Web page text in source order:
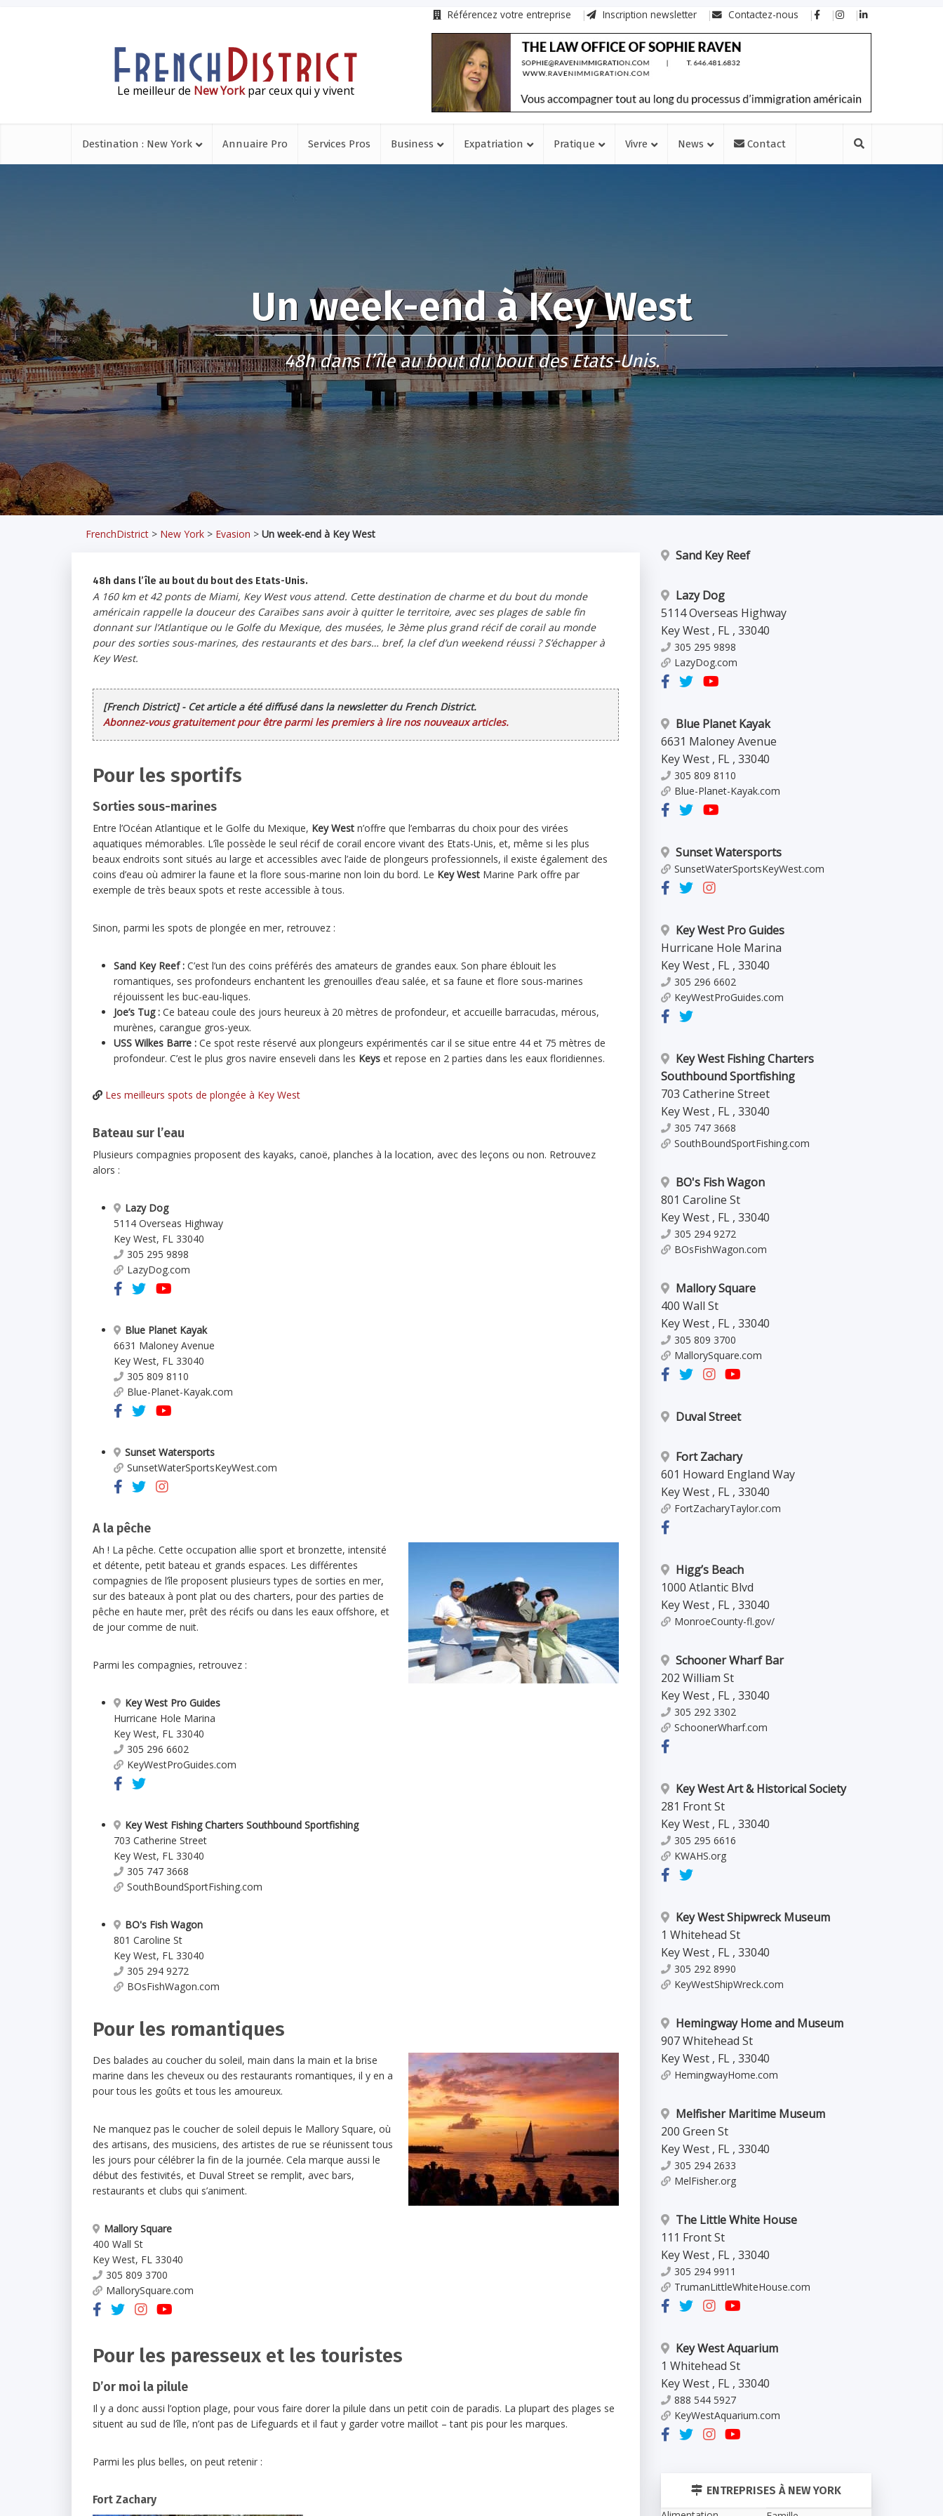
Référencez votre entreprise Inscription newsletter Contactez-nous
Le meilleur de New Yorkpar ceux qui y vivent
Destination : New York Annuaire Pro Services Pros Business Expatriation Pratique Vivre News Contact
Un week-end à Key West
48h dans l’île au bout du bout des Etats-Unis.
FrenchDistrict > New York > Evasion > Un week-end à Key West
48h dans l’île au bout du bout des Etats-Unis.
A 160 km et 42 ponts de Miami, Key West vous attend. Cette destination de charme et du bout du monde
américain rappelle la douceur des Caraïbes sans avoir à quitter le territoire, avec ses plages de sable fin
donnant sur l’Atlantique ou le Golfe du Mexique, des musées, le 3ème plus grand récif de corail au monde
pour des sorties sous-marines, des restaurants et des bars… bref, la clef d’un weekend réussi ? S’échapper à
Key West.
[French District] - Cet article a été diffusé dans la newsletter du French District.
Abonnez-vous gratuitement pour être parmi les premiers à lire nos nouveaux articles.
Pour les sportifs
Sorties sous-marines
Entre l’Océan Atlantique et le Golfe du Mexique, Key West n’offre que l’embarras du choix pour des virées
aquatiques mémorables. L’île possède le seul récif de corail encore vivant des Etats-Unis, et, même si les plus
beaux endroits sont situés au large et accessibles avec l’aide de plongeurs professionnels, il existe également des
coins d’eau où admirer la faune et la flore sous-marine non loin du bord. Le Key West Marine Park offre par
exemple de très beaux spots et reste accessible à tous.
Sinon, parmi les spots de plongée en mer, retrouvez :
Sand Key Reef : C’est l’un des coins préférés des amateurs de grandes eaux. Son phare éblouit les
romantiques, ses profondeurs enchantent les grenouilles d’eau salée, et sa faune et flore sous-marines
réjouissent les buc-eau-liques.
Joe’s Tug : Ce bateau coule des jours heureux à 20 mètres de profondeur, et accueille barracudas, mérous,
murènes, carangue gros-yeux.
USS Wilkes Barre : Ce spot reste réservé aux plongeurs expérimentés car il se situe entre 44 et 75 mètres de
profondeur. C’est le plus gros navire enseveli dans les Keys et repose en 2 parties dans les eaux floridiennes.
Les meilleurs spots de plongée à Key West
Bateau sur l’eau
Plusieurs compagnies proposent des kayaks, canoë, planches à la location, avec des leçons ou non. Retrouvez
alors :
Lazy Dog
5114 Overseas Highway
Key West, FL 33040
305 295 9898
LazyDog.com
Blue Planet Kayak
6631 Maloney Avenue
Key West, FL 33040
305 809 8110
Blue-Planet-Kayak.com
Sunset Watersports
SunsetWaterSportsKeyWest.com
A la pêche
Ah ! La pêche. Cette occupation allie sport et bronzette, intensité
et détente, petit bateau et grands espaces. Les différentes
compagnies de l’île proposent plusieurs types de sorties en mer,
sur des bateaux à pont plat ou des charters, pour des parties de
pêche en haute mer, prêt des récifs ou dans les eaux offshore, et
de jour comme de nuit.
Parmi les compagnies, retrouvez :
Key West Pro Guides
Hurricane Hole Marina
Key West, FL 33040
305 296 6602
KeyWestProGuides.com
Key West Fishing Charters Southbound Sportfishing
703 Catherine Street
Key West, FL 33040
305 747 3668
SouthBoundSportFishing.com
BO's Fish Wagon
801 Caroline St
Key West, FL 33040
305 294 9272
BOsFishWagon.com
Pour les romantiques
Des balades au coucher du soleil, main dans la main et la brise
marine dans les cheveux ou des restaurants romantiques, il y en a
pour tous les goûts et tous les amoureux.
Ne manquez pas le coucher de soleil depuis le Mallory Square, où
des artisans, des musiciens, des artistes de rue se réunissent tous
les jours pour célébrer la fin de la journée. Cela marque aussi le
début des festivités, et Duval Street se remplit, avec bars,
restaurants et clubs qui s’animent.
Mallory Square
400 Wall St
Key West, FL 33040
305 809 3700
MallorySquare.com
Pour les paresseux et les touristes
D’or moi la pilule
Il y a donc aussi l’option plage, pour vous faire dorer la pilule dans un petit coin de paradis. La plupart des plages se
situent au sud de l’île, n’ont pas de Lifeguards et il faut y garder votre maillot – tant pis pour les marques.
Parmi les plus belles, on peut retenir :
Fort Zachary
Sand Key Reef
Lazy Dog
5114 Overseas Highway
Key West , FL , 33040
305 295 9898
LazyDog.com
Blue Planet Kayak
6631 Maloney Avenue
Key West , FL , 33040
305 809 8110
Blue-Planet-Kayak.com
Sunset Watersports
SunsetWaterSportsKeyWest.com
Key West Pro Guides
Hurricane Hole Marina
Key West , FL , 33040
305 296 6602
KeyWestProGuides.com
Key West Fishing Charters
Southbound Sportfishing
703 Catherine Street
Key West , FL , 33040
305 747 3668
SouthBoundSportFishing.com
BO's Fish Wagon
801 Caroline St
Key West , FL , 33040
305 294 9272
BOsFishWagon.com
Mallory Square
400 Wall St
Key West , FL , 33040
305 809 3700
MallorySquare.com
Duval Street
Fort Zachary
601 Howard England Way
Key West , FL , 33040
FortZacharyTaylor.com
Higg’s Beach
1000 Atlantic Blvd
Key West , FL , 33040
MonroeCounty-fl.gov/
Schooner Wharf Bar
202 William St
Key West , FL , 33040
305 292 3302
SchoonerWharf.com
Key West Art & Historical Society
281 Front St
Key West , FL , 33040
305 295 6616
KWAHS.org
Key West Shipwreck Museum
1 Whitehead St
Key West , FL , 33040
305 292 8990
KeyWestShipWreck.com
Hemingway Home and Museum
907 Whitehead St
Key West , FL , 33040
HemingwayHome.com
Melfisher Maritime Museum
200 Green St
Key West , FL , 33040
305 294 2633
MelFisher.org
The Little White House
111 Front St
Key West , FL , 33040
305 294 9911
TrumanLittleWhiteHouse.com
Key West Aquarium
1 Whitehead St
Key West , FL , 33040
888 544 5927
KeyWestAquarium.com
ENTREPRISES À NEW YORK